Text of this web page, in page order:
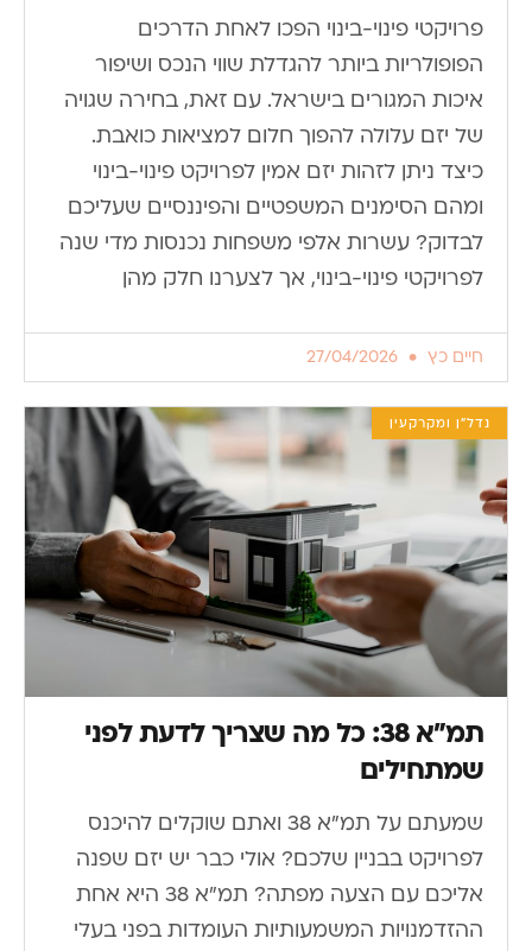
פרויקטי פינוי-בינוי הפכו לאחת הדרכים
הפופולריות ביותר להגדלת שווי הנכס ושיפור
איכות המגורים בישראל. עם זאת, בחירה שגויה
של יזם עלולה להפוך חלום למציאות כואבת.
כיצד ניתן לזהות יזם אמין לפרויקט פינוי-בינוי
ומהם הסימנים המשפטיים והפיננסיים שעליכם
לבדוק? עשרות אלפי משפחות נכנסות מדי שנה
לפרויקטי פינוי-בינוי, אך לצערנו חלק מהן
חיים כץ
נדל"ן ומקרקעין
תמ”א 38: כל מה שצריך לדעת לפני
שמתחילים
שמעתם על תמ”א 38 ואתם שוקלים להיכנס
לפרויקט בבניין שלכם? אולי כבר יש יזם שפנה
אליכם עם הצעה מפתה? תמ”א 38 היא אחת
ההזדמנויות המשמעותיות העומדות בפני בעלי